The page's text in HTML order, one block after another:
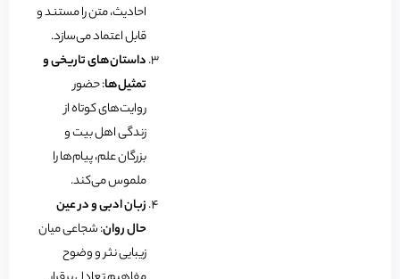
احادیث، متن را مستند و
قابل اعتماد می‌سازد.
داستان‌های تاریخی و
تمثیل‌ها: حضور
روایت‌های کوتاه از
زندگی اهل بیت و
بزرگان علم، پیام‌ها را
ملموس می‌کند.
زبان ادبی و در عین
حال روان: شجاعی میان
زیبایی نثر و وضوح